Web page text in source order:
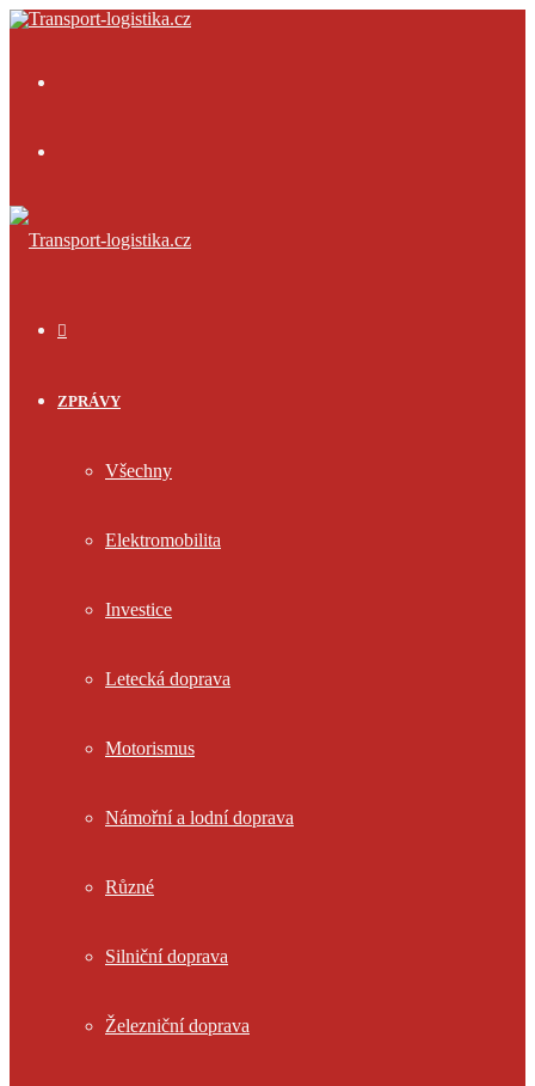
ZPRÁVY
Všechny
Elektromobilita
Investice
Letecká doprava
Motorismus
Námořní a lodní doprava
Různé
Silniční doprava
Železniční doprava